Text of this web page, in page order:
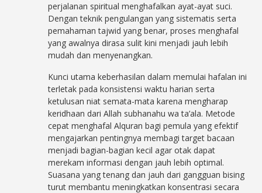
perjalanan spiritual menghafalkan ayat-ayat suci.
Dengan teknik pengulangan yang sistematis serta
pemahaman tajwid yang benar, proses menghafal
yang awalnya dirasa sulit kini menjadi jauh lebih
mudah dan menyenangkan.
Kunci utama keberhasilan dalam memulai hafalan ini
terletak pada konsistensi waktu harian serta
ketulusan niat semata-mata karena mengharap
keridhaan dari Allah subhanahu wa ta’ala. Metode
cepat menghafal Alquran bagi pemula yang efektif
mengajarkan pentingnya membagi target bacaan
menjadi bagian-bagian kecil agar otak dapat
merekam informasi dengan jauh lebih optimal.
Suasana yang tenang dan jauh dari gangguan bising
turut membantu meningkatkan konsentrasi secara